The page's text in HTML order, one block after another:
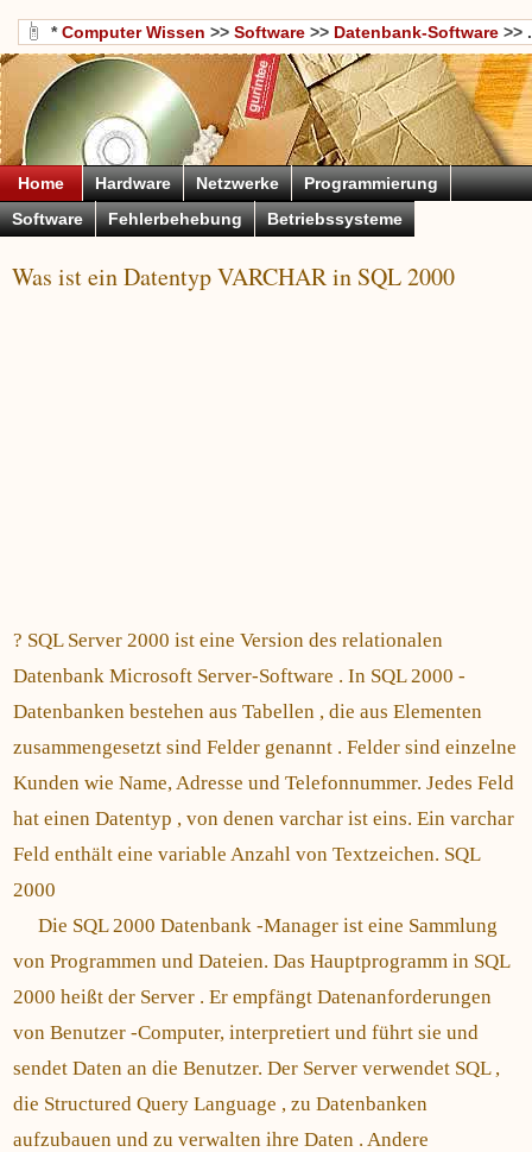
*Computer Wissen >> Software >> Datenbank-Software >> .
Home Hardware Netzwerke
Programmierung
Software
Fehlerbehebung Betriebssysteme
Was ist ein Datentyp VARCHAR in SQL 2000
? SQL Server 2000 ist eine Version des relationalen
Datenbank Microsoft Server-Software . In SQL 2000 -
Datenbanken bestehen aus Tabellen , die aus Elementen
zusammengesetzt sind Felder genannt . Felder sind einzelne
Kunden wie Name, Adresse und Telefonnummer. Jedes Feld
hat einen Datentyp , von denen varchar ist eins. Ein varchar
Feld enthält eine variable Anzahl von Textzeichen. SQL
2000
Die SQL 2000 Datenbank -Manager ist eine Sammlung
von Programmen und Dateien. Das Hauptprogramm in SQL
2000 heißt der Server . Er empfängt Datenanforderungen
von Benutzer -Computer, interpretiert und führt sie und
sendet Daten an die Benutzer. Der Server verwendet SQL ,
die Structured Query Language , zu Datenbanken
aufzubauen und zu verwalten ihre Daten . Andere